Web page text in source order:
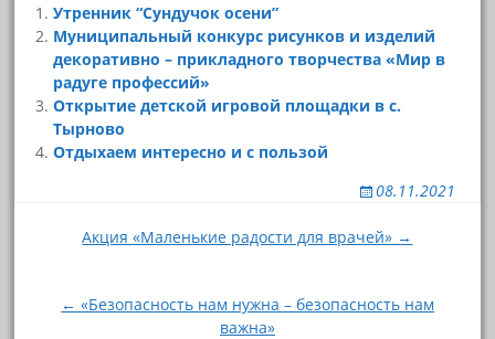
Утренник “Сундучок осени”
Муниципальный конкурс рисунков и изделий
декоративно – прикладного творчества «Мир в
радуге профессий»
Открытие детской игровой площадки в с.
Тырново
Отдыхаем интересно и с пользой
08.11.2021
Навигация
записям
Акция «Маленькие радости для врачей» →
← «Безопасность нам нужна – безопасность нам
важна»